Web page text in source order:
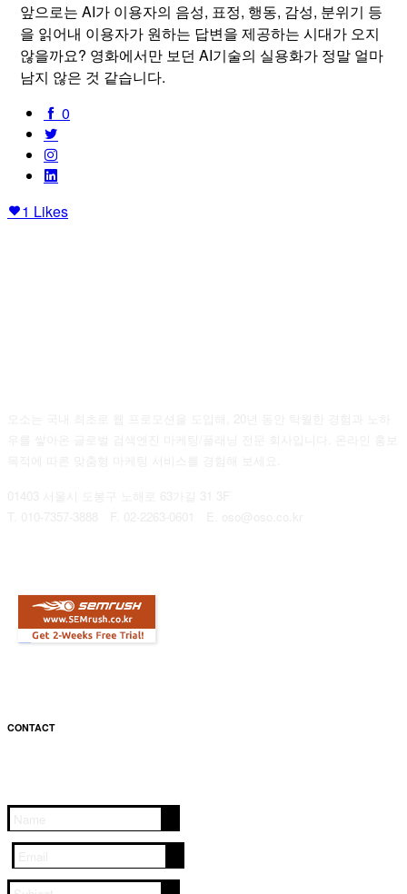
앞으로는 AI가 이용자의 음성, 표정, 행동, 감성, 분위기 등
을 읽어내 이용자가 원하는 답변을 제공하는 시대가 오지
않을까요? 영화에서만 보던 AI기술의 실용화가 정말 얼마
남지 않은 것 같습니다.
0
1 Likes
CONTACT